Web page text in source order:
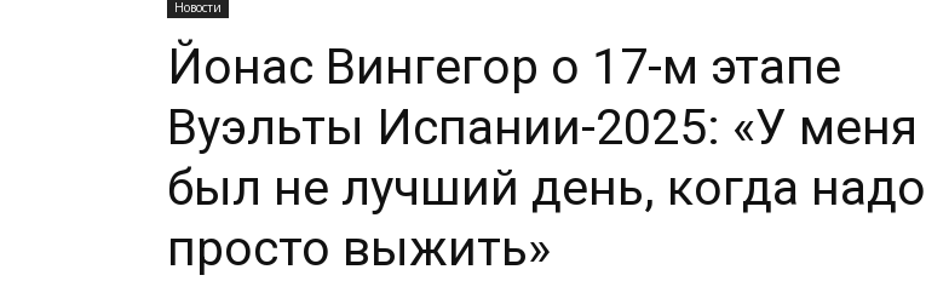
строительства
и
ремонта
Новости
Йонас Вингегор о 17-м этапе
Вуэльты Испании-2025: «У меня
был не лучший день, когда надо
просто выжить»